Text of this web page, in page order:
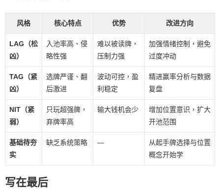
风格 核心特点 优势 改进方向
LAG（松
凶）
入池率高、侵
略性强
难以被读牌，
压制力强
加强情绪控制，避免
过度冲动
TAG（紧
凶）
选牌严谨、翻
后激进
波动可控，盈
利稳定
精进赢率分析与数据
复盘
NIT（紧
弱）
只玩超强牌，
弃牌率高
输大钱机会少
增加位置意识，扩大
开池范围
基础待夯
实
缺乏系统策略 —
从起手牌选择与位置
概念开始学
写在最后